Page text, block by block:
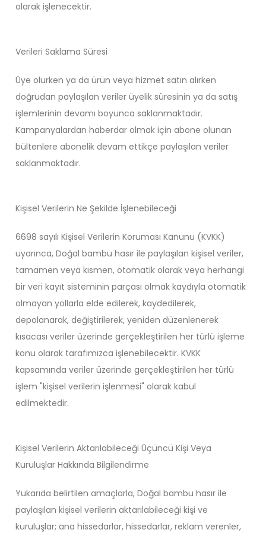
olarak işlenecektir.
Verileri Saklama Süresi
Üye olurken ya da ürün veya hizmet satın alırken
doğrudan paylaşılan veriler üyelik süresinin ya da satış
işlemlerinin devamı boyunca saklanmaktadır.
Kampanyalardan haberdar olmak için abone olunan
bültenlere abonelik devam ettikçe paylaşılan veriler
saklanmaktadır.
Kişisel Verilerin Ne Şekilde İşlenebileceği
6698 sayılı Kişisel Verilerin Koruması Kanunu (KVKK)
uyarınca, Doğal bambu hasır ile paylaşılan kişisel veriler,
tamamen veya kısmen, otomatik olarak veya herhangi
bir veri kayıt sisteminin parçası olmak kaydıyla otomatik
olmayan yollarla elde edilerek, kaydedilerek,
depolanarak, değiştirilerek, yeniden düzenlenerek
kısacası veriler üzerinde gerçekleştirilen her türlü işleme
konu olarak tarafımızca işlenebilecektir. KVKK
kapsamında veriler üzerinde gerçekleştirilen her türlü
işlem "kişisel verilerin işlenmesi" olarak kabul
edilmektedir.
Kişisel Verilerin Aktarılabileceği Üçüncü Kişi Veya
Kuruluşlar Hakkında Bilgilendirme
Yukarıda belirtilen amaçlarla, Doğal bambu hasır ile
paylaşılan kişisel verilerin aktarılabileceği kişi ve
kuruluşlar; ana hissedarlar, hissedarlar, reklam verenler,